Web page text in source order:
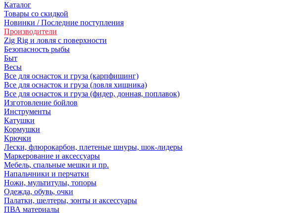
Каталог
Товары со скидкой
Новинки / Последние поступления
Производители
Zig Rig и ловля с поверхности
Безoпасность рыбы
Быт
Весы
Все для оснасток и груза (карпфишинг)
Все для оснасток и груза (ловля хищника)
Все для оснасток и груза (фидер, донная, поплавок)
Изготовление бойлов
Инструменты
Катушки
Кормушки
Крючки
Лески, флюрокарбон, плетеные шнуры, шок-лидеры
Маркерование и аксессуары
Мебель, спальные мешки и пр.
Напальчники и перчатки
Ножи, мультитулы, топоры
Одежда, обувь, очки
Палатки, шелтеры, зонты и аксессуары
ПВА материалы